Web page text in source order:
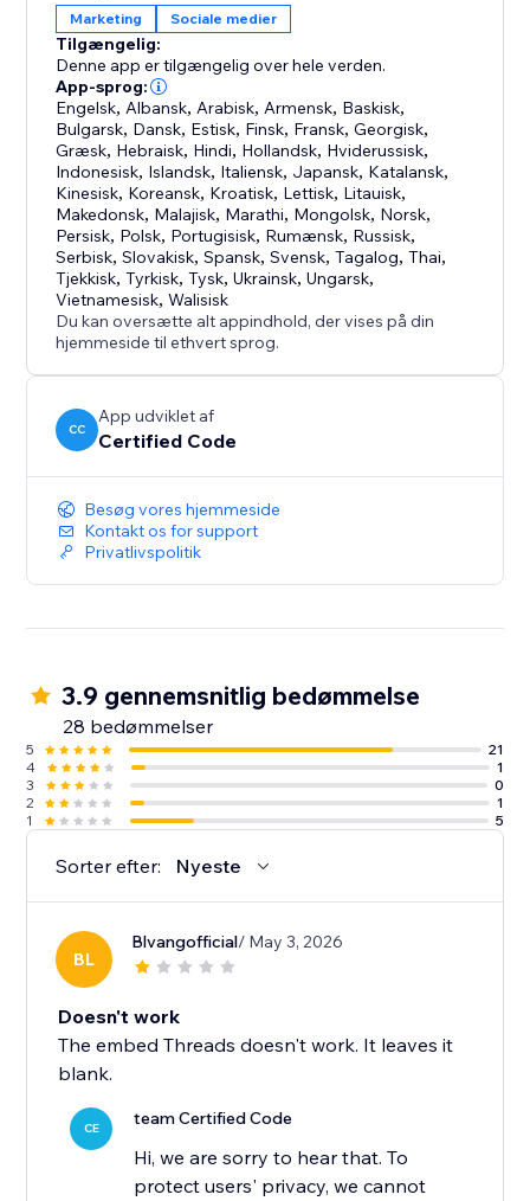
Marketing Sociale medier
Tilgængelig:
Denne app er tilgængelig over hele verden.
App-sprog:
Engelsk, Albansk, Arabisk, Armensk, Baskisk,
Bulgarsk, Dansk, Estisk, Finsk, Fransk,Georgisk,
Græsk, Hebraisk, Hindi, Hollandsk, Hviderussisk,
Indonesisk, Islandsk, Italiensk, Japansk, Katalansk,
Kinesisk, Koreansk, Kroatisk, Lettisk, Litauisk,
Makedonsk, Malajisk, Marathi, Mongolsk, Norsk,
Persisk, Polsk, Portugisisk, Rumænsk, Russisk,
Serbisk,Slovakisk,Spansk,Svensk,Tagalog,Thai,
Tjekkisk,Tyrkisk,Tysk,Ukrainsk,Ungarsk,
Vietnamesisk,Walisisk
Du kan oversætte alt appindhold, der vises på din
hjemmeside til ethvert sprog.
CC
App udviklet af
Certified Code
Besøg vores hjemmeside
Kontakt os for support
Privatlivspolitik
3.9 gennemsnitlig bedømmelse
28 bedømmelser
5
21
4
1
3
0
2
1
1
5
Sorter efter: Nyeste
BL
Blvangofficial/ May 3, 2026
Doesn't work
The embed Threads doesn't work. It leaves it
blank.
CE team Certified Code
Hi, we are sorry to hear that. To
protect users' privacy, we cannot